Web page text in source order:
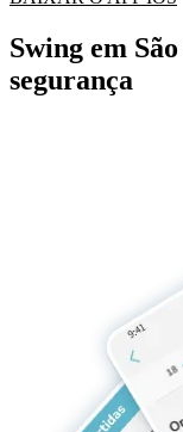
Swing em
segurança